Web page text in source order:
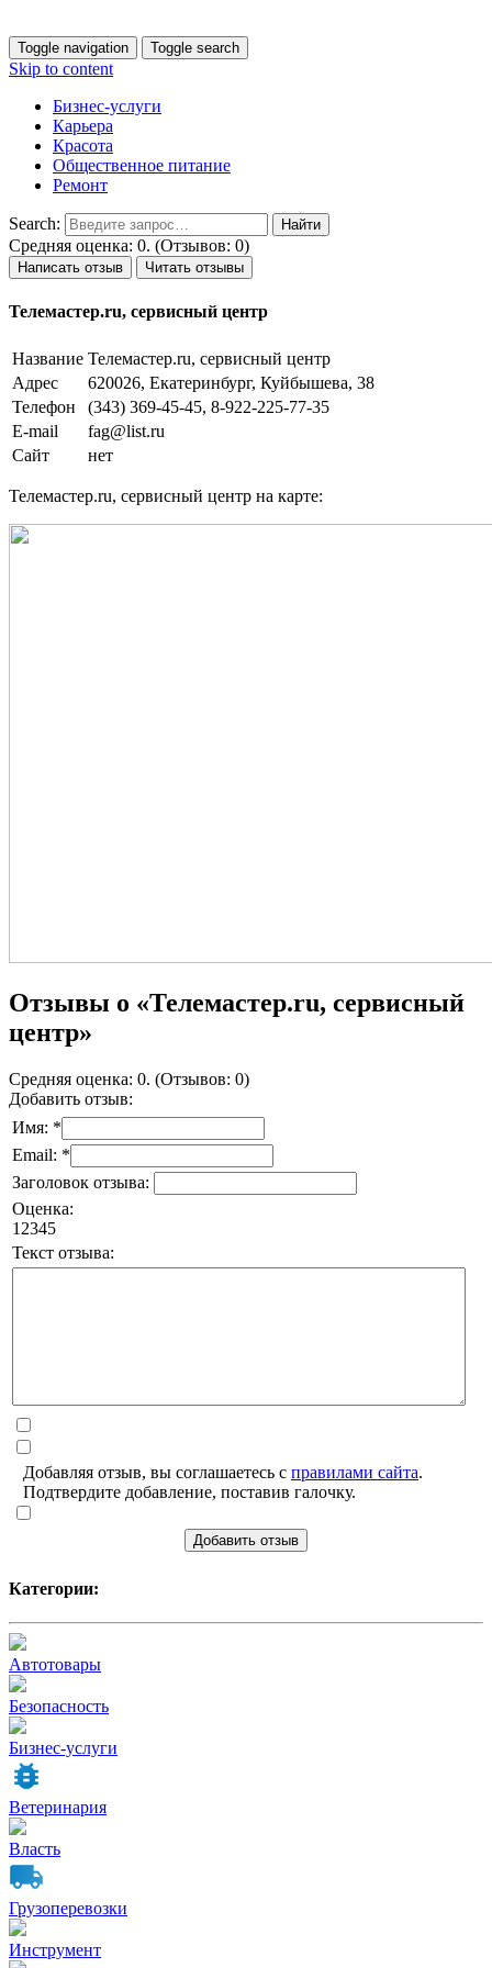
Toggle navigation Toggle search
Skip to content
Бизнес-услуги
Карьера
Красота
Общественное питание
Ремонт
Search:
Средняя оценка: 0. (Отзывов: 0)
Написать отзыв Читать отзывы
Телемастер.ru, сервисный центр
Название Телемастер.ru, сервисный центр
Адрес
620026, Екатеринбург, Куйбышева, 38
Телефон
(343) 369-45-45, 8-922-225-77-35
E-mail
fag@list.ru
Сайт
нет
Телемастер.ru, сервисный центр на карте:
Отзывы о «Телемастер.ru, сервисный
центр»
Средняя оценка: 0. (Отзывов: 0)
Добавить отзыв:
Имя: *
Email: *
Заголовок отзыва:
Оценка:
1 2345
Текст отзыва:
Добавляя отзыв, вы соглашаетесь с правилами сайта.
Подтвердите добавление, поставив галочку.
Добавить отзыв
Категории:
Автотовары
Безопасность
Бизнес-услуги
Ветеринария
Власть
Грузоперевозки
Инструмент